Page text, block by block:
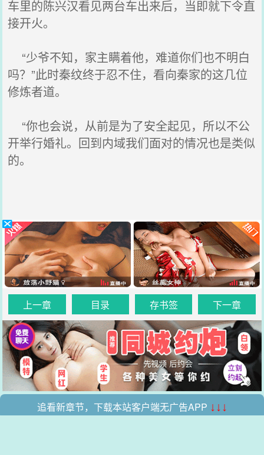
车里的陈兴汉看见两台车出来后，当即就下令直
接开火。
“少爷不知，家主瞒着他，难道你们也不明白
吗？”此时秦纹终于忍不住，看向秦家的这几位
修炼者道。
“你也会说，从前是为了安全起见，所以不公
开举行婚礼。回到内域我们面对的情况也是类似
的。
.
上一章 目录 存书签 下一章
.
追看新章节，下载本站客户端无广告APP ↓↓↓